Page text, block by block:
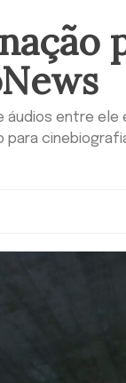
entre ele